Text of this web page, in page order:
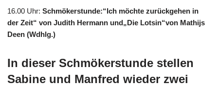
16.00 Uhr: Schmökerstunde:“Ich möchte zurückgehen in
der Zeit“ von Judith Hermann und„Die Lotsin“von Mathijs
Deen (Wdhlg.)
In dieser Schmökerstunde stellen
Sabine und Manfred wieder zwei